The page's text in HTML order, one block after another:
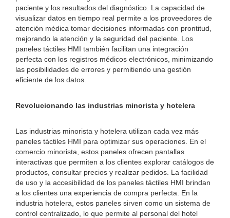
paciente y los resultados del diagnóstico. La capacidad de
visualizar datos en tiempo real permite a los proveedores de
atención médica tomar decisiones informadas con prontitud,
mejorando la atención y la seguridad del paciente. Los
paneles táctiles HMI también facilitan una integración
perfecta con los registros médicos electrónicos, minimizando
las posibilidades de errores y permitiendo una gestión
eficiente de los datos.
Revolucionando las industrias minorista y hotelera
Las industrias minorista y hotelera utilizan cada vez más
paneles táctiles HMI para optimizar sus operaciones. En el
comercio minorista, estos paneles ofrecen pantallas
interactivas que permiten a los clientes explorar catálogos de
productos, consultar precios y realizar pedidos. La facilidad
de uso y la accesibilidad de los paneles táctiles HMI brindan
a los clientes una experiencia de compra perfecta. En la
industria hotelera, estos paneles sirven como un sistema de
control centralizado, lo que permite al personal del hotel